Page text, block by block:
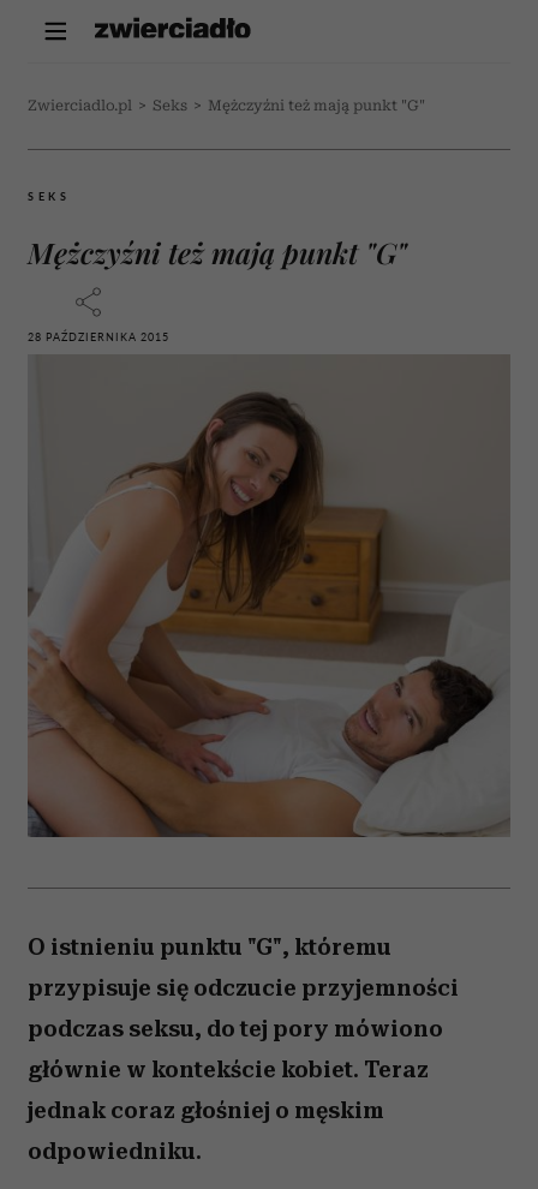
Zwierciadlo.pl > Seks > Mężczyźni też mają punkt "G"
SEKS
Mężczyźni też mają punkt "G"
28 PAŹDZIERNIKA 2015
O istnieniu punktu "G", któremu
przypisuje się odczucie przyjemności
podczas seksu, do tej pory mówiono
głównie w kontekście kobiet. Teraz
jednak coraz głośniej o męskim
odpowiedniku.